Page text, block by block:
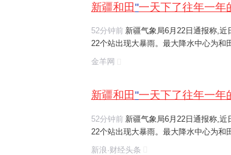
新疆和田 "一天下了往年一年
52分钟前 新疆气象局6月22日通报称,近
22个站出现大暴雨。最大降水中心为和
和田市6月19日20时至20日20时的单日
金羊网
新疆和田 "一天下了往年一年
52分钟前 新疆气象局6月22日通报称,近
22个站出现大暴雨。最大降水中心为和
和田市6月19日20时至20日20时的单日
新浪·财经头条